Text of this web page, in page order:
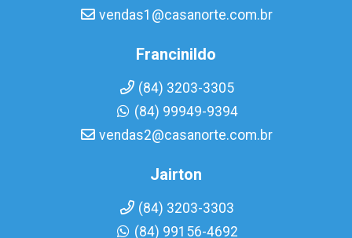
vendas1@casanorte.com.br
Francinildo
(84) 3203-3305
(84) 99949-9394
vendas2@casanorte.com.br
Jairton
(84) 3203-3303
(84) 99156-4692